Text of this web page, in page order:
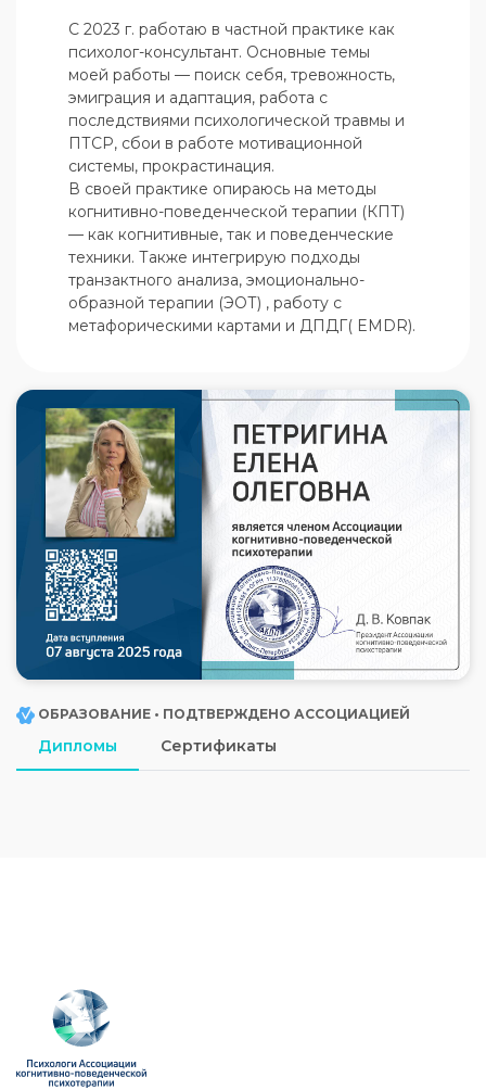
С 2023 г. работаю в частной практике как
психолог-консультант. Основные темы
моей работы — поиск себя, тревожность,
эмиграция и адаптация, работа с
последствиями психологической травмы и
ПТСР, сбои в работе мотивационной
системы, прокрастинация.
В своей практике опираюсь на методы
когнитивно-поведенческой терапии (КПТ)
— как когнитивные, так и поведенческие
техники. Также интегрирую подходы
транзактного анализа, эмоционально-
образной терапии (ЭОТ) , работу с
метафорическими картами и ДПДГ( EMDR).
ОБРАЗОВАНИЕ • ПОДТВЕРЖДЕНО АССОЦИАЦИЕЙ
Дипломы Сертификаты